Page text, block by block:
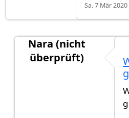
Sa. 7 Mär 2020
Nara (nicht
überprüft)
Ich habe